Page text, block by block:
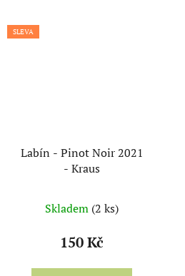
SLEVA
Labín - Pinot Noir 2021
- Kraus
Skladem (2 ks)
150 Kč